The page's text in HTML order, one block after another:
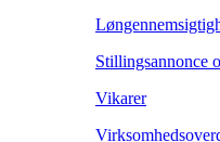
Stillingsannonce
Vikarer